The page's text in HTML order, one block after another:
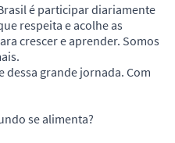
é participar diariamente
respeita e acolhe as
crescer e aprender. Somos
dessa grande jornada. Com
se alimenta?